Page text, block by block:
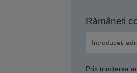
Rămâneți
Prin trimiterea